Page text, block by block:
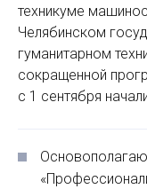
техникуме
Челябинском
гуманитарном
сокращенной
с 1 сентября